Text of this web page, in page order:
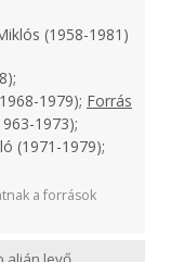
(1958-1981)
1979); Forrás
1973);
(1971-1979);
a források